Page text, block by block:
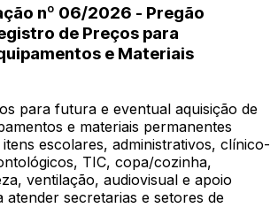
nº 06/2026 - Pregão
de Preços para
e Materiais
para futura e eventual aquisição de
e materiais permanentes
escolares, administrativos, clínico-
TIC, copa/cozinha,
ventilação, audiovisual e apoio
atender secretarias e setores de